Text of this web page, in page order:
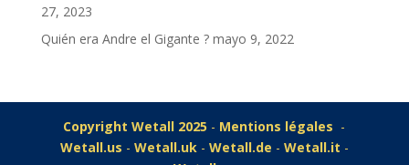
27, 2023
Quién era Andre el Gigante ? mayo 9, 2022
Copyright Wetall 2025 - Mentions légales -
Wetall.us - Wetall.uk- Wetall.de - Wetall.it -